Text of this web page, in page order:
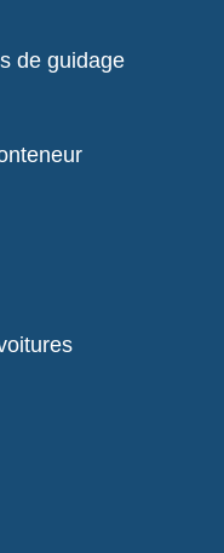
de guidage